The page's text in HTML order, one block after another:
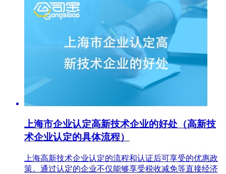
上海市企业认定高新技术企业的好处（高新技
术企业认定的具体流程）
上海高新技术企业认定的流程和认证后可享受的优惠政
策。通过认定的企业不仅能够享受税收减免等直接经济